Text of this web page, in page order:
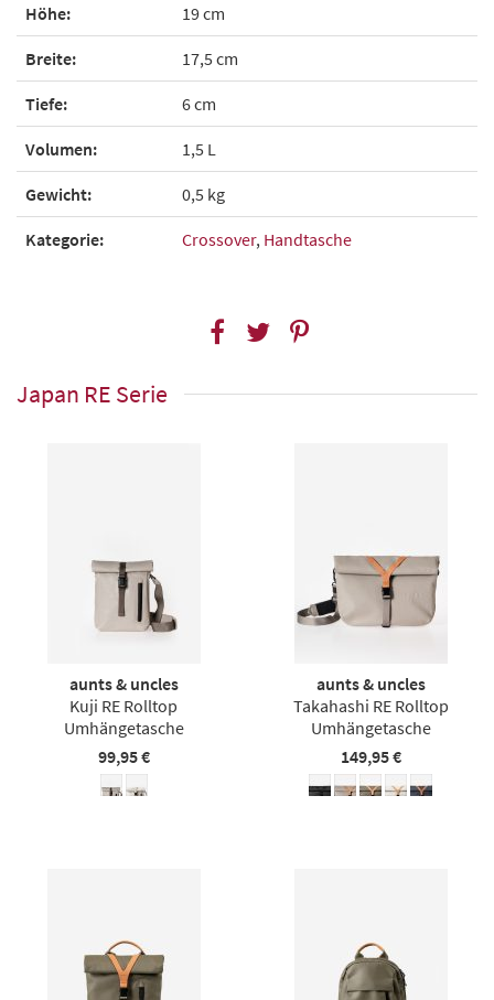
Höhe: 19 cm
Breite: 17,5 cm
Tiefe: 6 cm
Volumen: 1,5 L
Gewicht: 0,5 kg
Kategorie: Crossover, Handtasche
Japan RE Serie
aunts & uncles
Kuji RE Rolltop
Umhängetasche
99,95 €
aunts & uncles
Takahashi RE Rolltop
Umhängetasche
149,95 €